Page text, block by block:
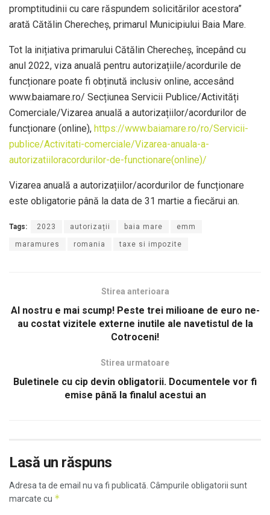
promptitudinii cu care răspundem solicitărilor acestora”
arată Cătălin Cherecheș, primarul Municipiului Baia Mare.
Tot la inițiativa primarului Cătălin Cherecheș, începând cu
anul 2022, viza anuală pentru autorizațiile/acordurile de
funcționare poate fi obținută inclusiv online, accesând
www.baiamare.ro/ Secțiunea Servicii Publice/Activități
Comerciale/Vizarea anuală a autorizațiilor/acordurilor de
funcționare (online), https://www.baiamare.ro/ro/Servicii-
publice/Activitati-comerciale/Vizarea-anuala-a-
autorizatiiloracordurilor-de-functionare(online)/
Vizarea anuală a autorizațiilor/acordurilor de funcționare
este obligatorie până la data de 31 martie a fiecărui an.
Tags: 2023 autorizații baia mare emm
maramures romania taxe si impozite
Stirea anterioara
Al nostru e mai scump! Peste trei milioane de euro ne-
au costat vizitele externe inutile ale navetistul de la
Cotroceni!
Stirea urmatoare
Buletinele cu cip devin obligatorii. Documentele vor fi
emise până la finalul acestui an
Lasă un răspuns
Adresa ta de email nu va fi publicată. Câmpurile obligatorii sunt
marcate cu *